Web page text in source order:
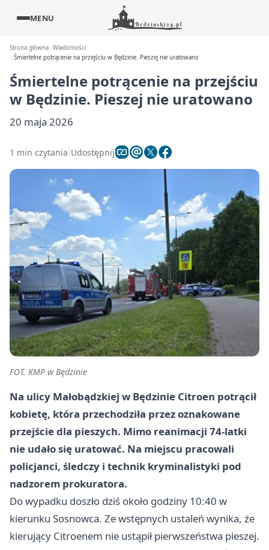
MENU
Strona główna Wiadomości
Śmiertelne potrącenie na przejściu w Będzinie. Pieszej nie uratowano
Śmiertelne potrącenie na przejściu
w Będzinie. Pieszej nie uratowano
20 maja 2026
1 min czytania Udostępnij
FOT. KMP w Będzinie
Na ulicy Małobądzkiej w Będzinie Citroen potrącił
kobietę, która przechodziła przez oznakowane
przejście dla pieszych. Mimo reanimacji 74-latki
nie udało się uratować. Na miejscu pracowali
policjanci, śledczy i technik kryminalistyki pod
nadzorem prokuratora.
Do wypadku doszło dziś około godziny 10:40 w
kierunku Sosnowca. Ze wstępnych ustaleń wynika, że
kierujący Citroenem nie ustąpił pierwszeństwa pieszej.